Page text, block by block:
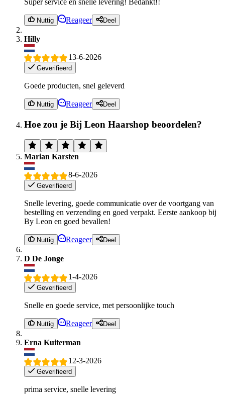
Nuttig Reageer Deel
Hilly
13-6-2026
Geverifieerd
Goede producten, snel geleverd
Nuttig Reageer Deel
Hoe zou je Bij Leon Haarshop beoordelen?
Marian Karsten
8-6-2026
Geverifieerd
Snelle levering, goede communicatie over de voortgang van
bestelling en verzending en goed verpakt. Eerste aankoop bij
By Leon en goed bevallen!
Nuttig Reageer Deel
D De Jonge
1-4-2026
Geverifieerd
Snelle en goede service, met persoonlijke touch
Nuttig Reageer Deel
Erna Kuiterman
12-3-2026
Geverifieerd
prima service, snelle levering